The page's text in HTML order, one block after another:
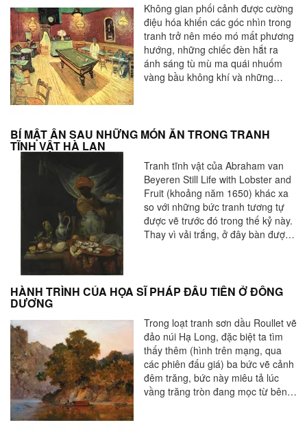
Không gian phối cảnh được cường
điệu hóa khiến các góc nhìn trong
tranh trở nên méo mó mất phương
hướng, những chiếc đèn hắt ra
ánh sáng tù mù ma quái nhuốm
vàng bầu không khí và những
BÍ MẬT ẨN SAU NHỮNG MÓN ĂN TRONG TRANH
TĨNH VẬT HÀ LAN
Tranh tĩnh vật của Abraham van
Beyeren Still Life with Lobster and
Fruit (khoảng năm 1650) khác xa
so với những bức tranh tương tự
được vẽ trước đó trong thế kỷ này.
Thay vì vải trắng, ở đây bàn được
HÀNH TRÌNH CỦA HỌA SĨ PHÁP ĐẦU TIÊN Ở ĐÔNG
DƯƠNG
Trong loạt tranh sơn dầu Roullet vẽ
đảo núi Hạ Long, đặc biệt ta tìm
thấy thêm (hình trên mạng, qua
các phiên đấu giá) ba bức vẽ cảnh
đêm trăng, bức này miêu tả lúc
vầng trăng tròn đang mọc từ bên